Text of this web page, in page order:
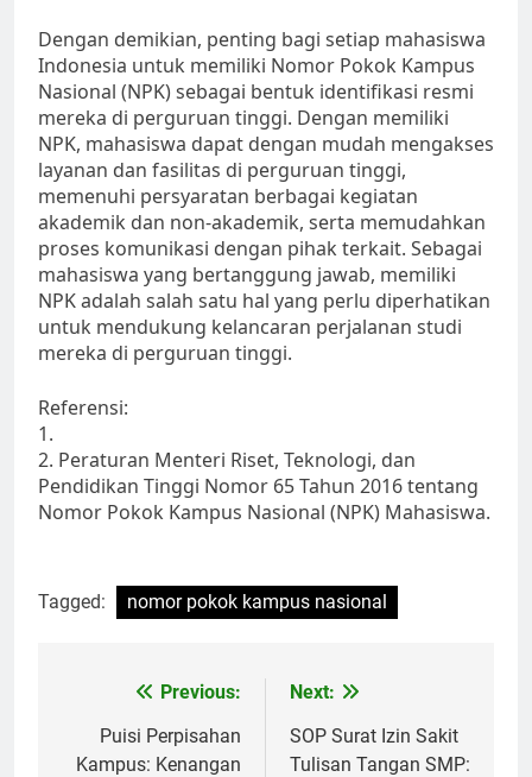
Dengan demikian, penting bagi setiap mahasiswa
Indonesia untuk memiliki Nomor Pokok Kampus
Nasional (NPK) sebagai bentuk identifikasi resmi
mereka di perguruan tinggi. Dengan memiliki
NPK, mahasiswa dapat dengan mudah mengakses
layanan dan fasilitas di perguruan tinggi,
memenuhi persyaratan berbagai kegiatan
akademik dan non-akademik, serta memudahkan
proses komunikasi dengan pihak terkait. Sebagai
mahasiswa yang bertanggung jawab, memiliki
NPK adalah salah satu hal yang perlu diperhatikan
untuk mendukung kelancaran perjalanan studi
mereka di perguruan tinggi.
Referensi:
1.
2. Peraturan Menteri Riset, Teknologi, dan
Pendidikan Tinggi Nomor 65 Tahun 2016 tentang
Nomor Pokok Kampus Nasional (NPK) Mahasiswa.
Tagged: nomor pokok kampus nasional
navigation
Previous:
Puisi Perpisahan
Kampus: Kenangan
Next:
SOP Surat Izin Sakit
Tulisan Tangan SMP: